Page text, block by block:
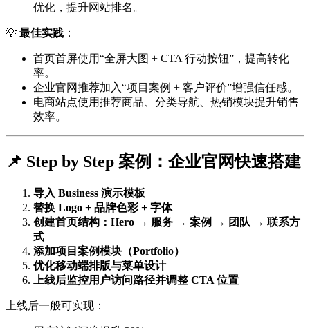
优化，提升网站排名。
💡 最佳实践 ：
首页首屏使用“全屏大图 + CTA 行动按钮”，提高转化
率。
企业官网推荐加入“项目案例 + 客户评价”增强信任感。
电商站点使用推荐商品、分类导航、热销模块提升销售
效率。
📌 Step by Step 案例：企业官网快速搭建
导入 Business 演示模板
替换 Logo + 品牌色彩 + 字体
创建首页结构：Hero → 服务 → 案例 → 团队 → 联系方
式
添加项目案例模块（Portfolio）
优化移动端排版与菜单设计
上线后监控用户访问路径并调整 CTA 位置
上线后一般可实现：